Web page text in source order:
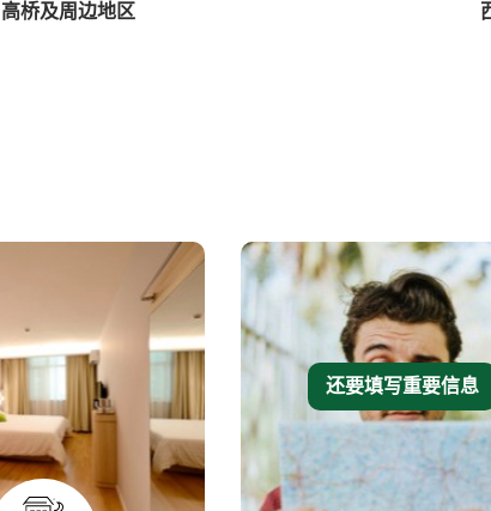
高桥及周边地区
还要填写重要信息